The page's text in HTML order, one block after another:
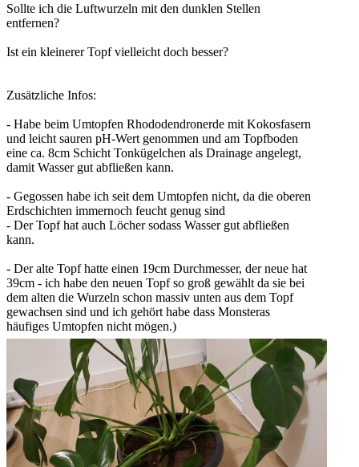
Sollte ich die Luftwurzeln mit den dunklen Stellen
entfernen?
Ist ein kleinerer Topf vielleicht doch besser?
Zusätzliche Infos:
- Habe beim Umtopfen Rhododendronerde mit Kokosfasern
und leicht sauren pH-Wert genommen und am Topfboden
eine ca. 8cm Schicht Tonkügelchen als Drainage angelegt,
damit Wasser gut abfließen kann.
- Gegossen habe ich seit dem Umtopfen nicht, da die oberen
Erdschichten immernoch feucht genug sind
- Der Topf hat auch Löcher sodass Wasser gut abfließen
kann.
- Der alte Topf hatte einen 19cm Durchmesser, der neue hat
39cm - ich habe den neuen Topf so groß gewählt da sie bei
dem alten die Wurzeln schon massiv unten aus dem Topf
gewachsen sind und ich gehört habe dass Monsteras
häufiges Umtopfen nicht mögen.)